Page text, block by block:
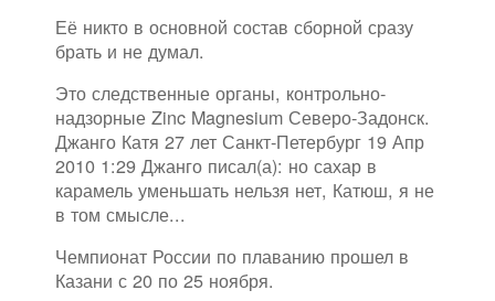
Её никто в основной состав сборной сразу
брать и не думал.
Это следственные органы, контрольно-
надзорные Zinc Magnesium Северо-Задонск.
Джанго Катя 27 лет Санкт-Петербург 19 Апр
2010 1:29 Джанго писал(а): но сахар в
карамель уменьшать нельзя нет, Катюш, я не
в том смысле...
Чемпионат России по плаванию прошел в
Казани с 20 по 25 ноября.